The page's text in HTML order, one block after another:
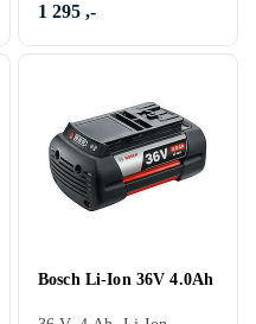
1 295 ,-
Bosch Li-Ion 36V 4.0Ah